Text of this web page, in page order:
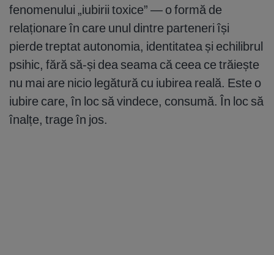
fenomenului „iubirii toxice” — o formă de
relaționare în care unul dintre parteneri își
pierde treptat autonomia, identitatea și echilibrul
psihic, fără să-și dea seama că ceea ce trăiește
nu mai are nicio legătură cu iubirea reală. Este o
iubire care, în loc să vindece, consumă. În loc să
înalțe, trage în jos.